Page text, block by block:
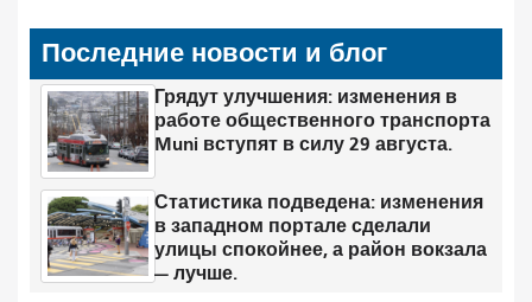
Последние новости и блог
Грядут улучшения: изменения в
работе общественного транспорта
Muni вступят в силу 29 августа.
Статистика подведена: изменения
в западном портале сделали
улицы спокойнее, а район вокзала
— лучше.